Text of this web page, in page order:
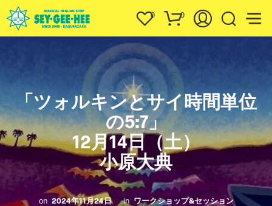
0 0
「ツォルキンとサイ時間単位
の5:7」
12月14日（土）
小原大典
on 2024年11月24日 in ワークショップ&セッション